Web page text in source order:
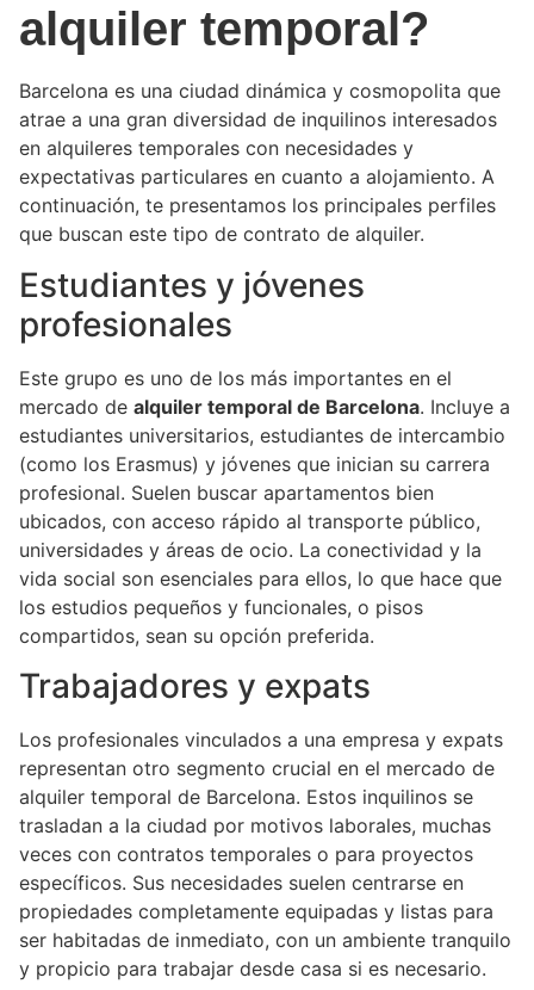
alquiler temporal ?
Barcelona es una ciudad dinámica y cosmopolita que
atrae a una gran diversidad de inquilinos interesados
en alquileres temporales con necesidades y
expectativas particulares en cuanto a alojamiento. A
continuación, te presentamos los principales perfiles
que buscan este tipo de contrato de alquiler.
Estudiantes y jóvenes
profesionales
Este grupo es uno de los más importantes en el
mercado de alquiler temporal de Barcelona. Incluye a
estudiantes universitarios, estudiantes de intercambio
(como los Erasmus) y jóvenes que inician su carrera
profesional. Suelen buscar apartamentos bien
ubicados, con acceso rápido al transporte público,
universidades y áreas de ocio. La conectividad y la
vida social son esenciales para ellos, lo que hace que
los estudios pequeños y funcionales, o pisos
compartidos, sean su opción preferida.
Trabajadores y expats
Los profesionales vinculados a una empresa y expats
representan otro segmento crucial en el mercado de
alquiler temporal de Barcelona. Estos inquilinos se
trasladan a la ciudad por motivos laborales, muchas
veces con contratos temporales o para proyectos
específicos. Sus necesidades suelen centrarse en
propiedades completamente equipadas y listas para
ser habitadas de inmediato, con un ambiente tranquilo
y propicio para trabajar desde casa si es necesario.